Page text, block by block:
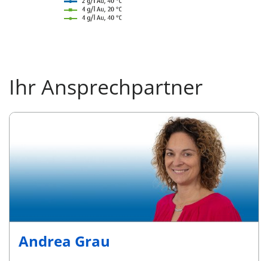
Ihr Ansprechpartner
Andrea Grau